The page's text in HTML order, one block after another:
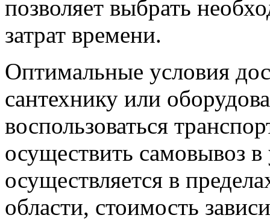
позволяет выбрать
затрат времени.
Оптимальные условия
сантехнику или
воспользоваться
осуществить самовывоз
осуществляется в
области, стоимость